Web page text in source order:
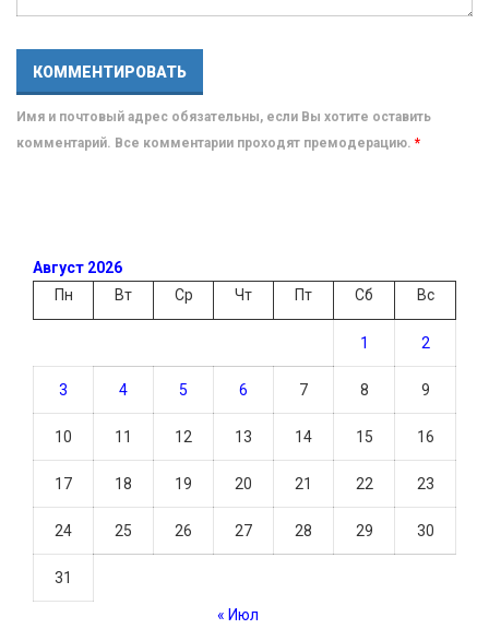
Имя и почтовый адрес обязательны, если Вы хотите оставить
комментарий. Все комментарии проходят премодерацию. *
Август 2026
Пн
Вт Ср Чт Пт Сб Вс
1 2
3 4 5 6 7 8 9
10 11 12 13 14 15 16
17 18 19 20 21 22 23
24 25 26 27 28 29 30
31
« Июл